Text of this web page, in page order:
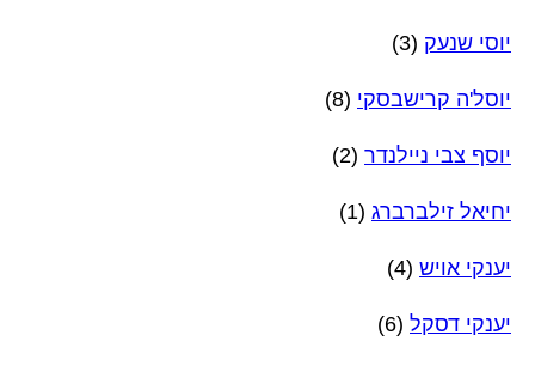
יוסי שנעק (3)
יוסל'ה קרישבסקי (8)
יוסף צבי ניילנדר (2)
יחיאל זילברברג (1)
יענקי אויש (4)
יענקי דסקל (6)